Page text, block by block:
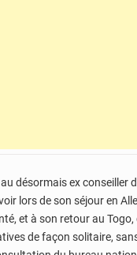
désormais ex conseiller
lors de son séjour en
et à son retour au Togo,
de façon solitaire,